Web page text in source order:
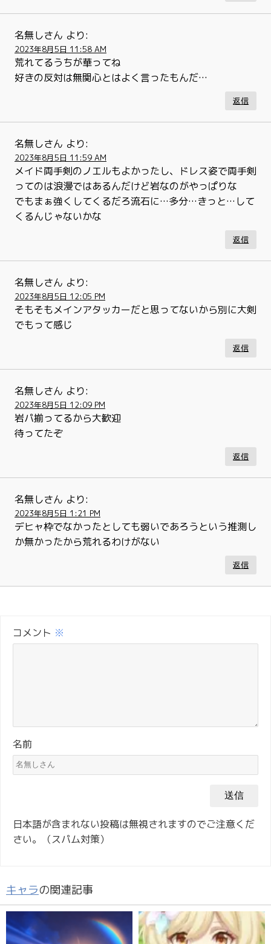
名無しさん より:
2023年8月5日 11:58 AM
荒れてるうちが華ってね
好きの反対は無関心とはよく言ったもんだ…
返信
名無しさん より:
2023年8月5日 11:59 AM
メイド両手剣のノエルもよかったし、ドレス姿で両手剣
ってのは浪漫ではあるんだけど岩なのがやっぱりな
でもまぁ強くしてくるだろ流石に…多分…きっと…して
くるんじゃないかな
返信
名無しさん より:
2023年8月5日 12:05 PM
そもそもメインアタッカーだと思ってないから別に大剣
でもって感じ
返信
名無しさん より:
2023年8月5日 12:09 PM
岩パ揃ってるから大歓迎
待ってたぞ
返信
名無しさん より:
2023年8月5日 1:21 PM
デヒャ枠でなかったとしても弱いであろうという推測し
か無かったから荒れるわけがない
返信
コメント ※
名前
日本語が含まれない投稿は無視されますのでご注意くだ
さい。（スパム対策）
キャラの関連記事